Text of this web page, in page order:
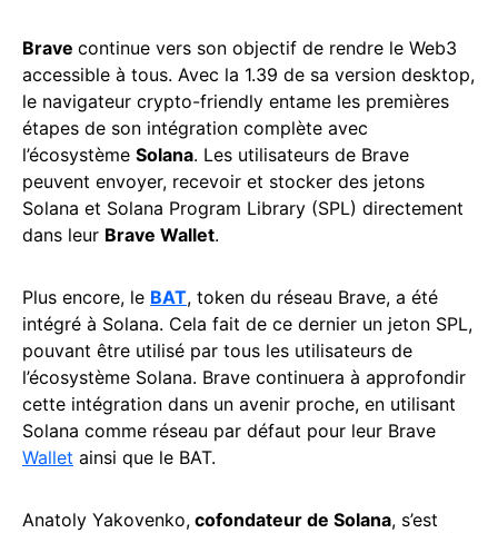
Brave continue vers son objectif de rendre le Web3
accessible à tous. Avec la 1.39 de sa version desktop,
le navigateur crypto-friendly entame les premières
étapes de son intégration complète avec
l’écosystème Solana. Les utilisateurs de Brave
peuvent envoyer, recevoir et stocker des jetons
Solana et Solana Program Library (SPL) directement
dans leur Brave Wallet.
Plus encore, le BAT, token du réseau Brave, a été
intégré à Solana. Cela fait de ce dernier un jeton SPL,
pouvant être utilisé par tous les utilisateurs de
l’écosystème Solana. Brave continuera à approfondir
cette intégration dans un avenir proche, en utilisant
Solana comme réseau par défaut pour leur Brave
Wallet ainsi que le BAT.
Anatoly Yakovenko, cofondateur de Solana, s’est